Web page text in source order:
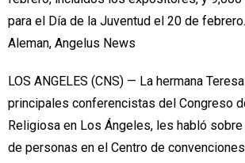
para el Día de la Juventud el 20 de
Aleman, Angelus News
LOS ANGELES (CNS) — La hermana
principales conferencistas del Congreso
Religiosa en Los Ángeles, les habló
de personas en el Centro de